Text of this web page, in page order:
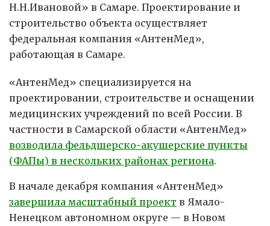
Н.Н.Ивановой» в Самаре. Проектирование и
строительство объекта осуществляет
федеральная компания «АнтенМед»,
работающая в Самаре.
«АнтенМед» специализируется на
проектировании, строительстве и оснащении
медицинских учреждений по всей России. В
частности в Самарской области «АнтенМед»
возводила фельдшерско-акушерские пункты
(ФАПы) в нескольких районах региона.
В начале декабря компания «АнтенМед»
завершила масштабный проект в Ямало-
Ненецком автономном округе — в Новом